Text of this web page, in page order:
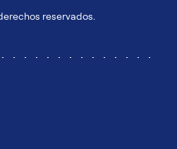
reservados.